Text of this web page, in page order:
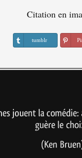
Citation en
tumblr